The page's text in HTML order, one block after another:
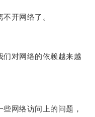
开网络了。
对网络的依赖越来越
网络访问上的问题，